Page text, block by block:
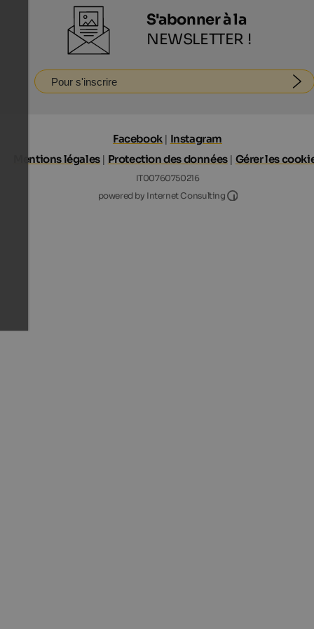
S'abonner à la
NEWSLETTER !
Pour s'inscrire
Facebook | Instagram
Mentions légales| Protection des données| Gérer les
IT00760750216
powered by Internet Consulting
Internet